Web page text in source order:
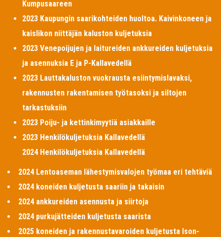
Kumpusaareen
2023 Kaupungin saarikohteiden huoltoa. Kaivinkoneen ja
kaislikon niittäjän kaluston kuljetuksia
2023 Venepoijujen ja laitureiden ankkureiden kuljetuksia
ja asennuksia E ja P-Kallavedellä
2023 Lauttakaluston vuokrausta esiintymislavaksi,
rakennusten rakentamisen työtasoksi ja siltojen
tarkastuksiin
2023 Poiju- ja kettinkimyytiä asiakkaille
2023 Henkilökuljetuksia Kallavedellä
2024 Henkilökuljetuksia Kallavedellä
2024 Lentoaseman lähestymisvalojen työmaa eri tehtäviä
2024 koneiden kuljetusta saariin ja takaisin
2024 ankkureiden asennusta ja siirtoja
2024 purkujätteiden kuljetusta saarista
2025 koneiden ja rakennustavaroiden kuljetusta Ison-